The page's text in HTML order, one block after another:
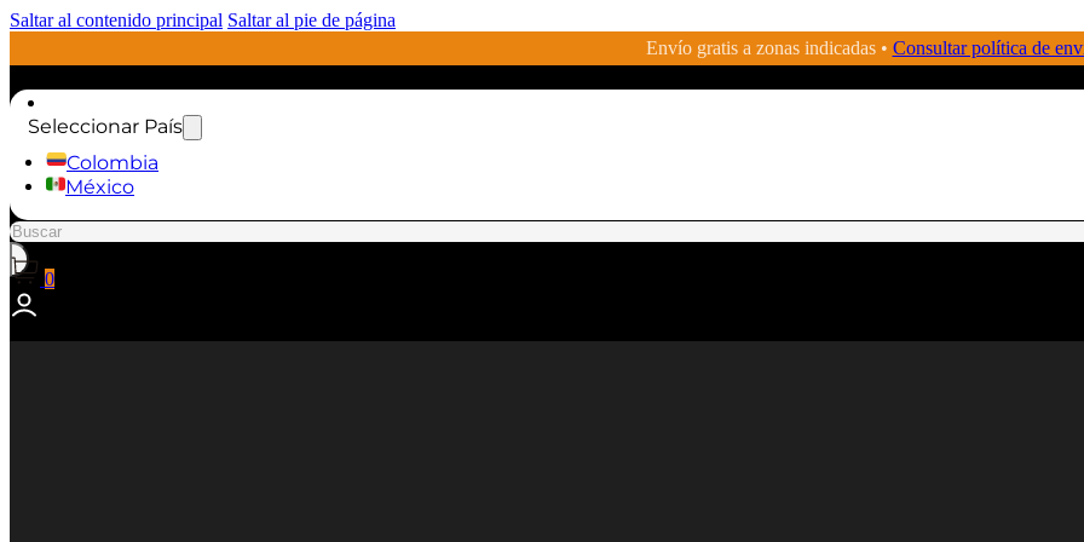
Saltar al contenido principal Saltar al pie de página
Envío gratis a zonas indicadas • Consultar política de
Seleccionar País
Colombia
México
Buscar
0